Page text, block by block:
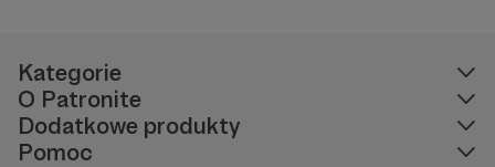
Kategorie
O Patronite
Dodatkowe produkty
Pomoc